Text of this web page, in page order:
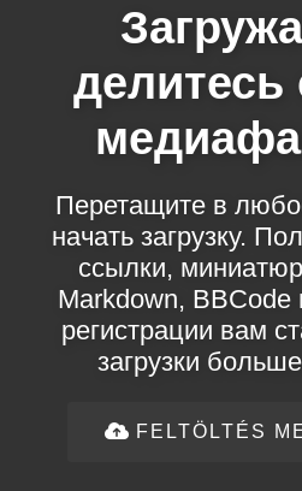
делитесь
Перетащите в
начать загрузку.
ссылки,
Markdown,
регистрации вам
загрузки
FELTÖLTÉS